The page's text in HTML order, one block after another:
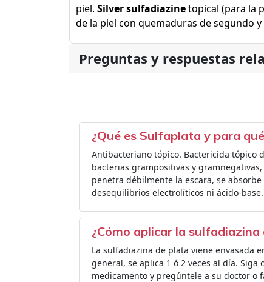
piel. Silver sulfadiazinetopical (para la
de la piel con quemaduras de segundo
Preguntas y respuestas
¿Qué es Sulfaplata y para
Antibacteriano tópico. Bactericida tópico
bacterias grampositivas y
penetra débilmente la escara, se
desequilibrios electrolíticos ni ácido-base.
¿Cómo aplicar la sulfadiazina
La sulfadiazina de plata viene envasada
general, se aplica 1 ó 2 veces al día.
medicamento y pregúntele a su doctor o